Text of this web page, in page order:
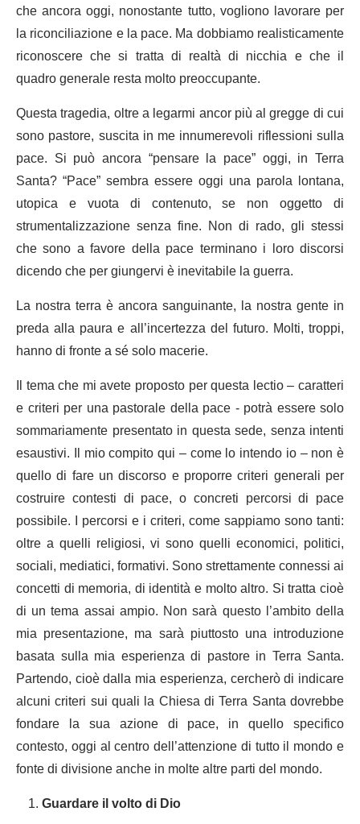
che ancora oggi, nonostante tutto, vogliono lavorare per
la riconciliazione e la pace. Ma dobbiamo realisticamente
riconoscere che si tratta di realtà di nicchia e che il
quadro generale resta molto preoccupante.
Questa tragedia, oltre a legarmi ancor più al gregge di cui
sono pastore, suscita in me innumerevoli riflessioni sulla
pace. Si può ancora “pensare la pace” oggi, in Terra
Santa? “Pace” sembra essere oggi una parola lontana,
utopica e vuota di contenuto, se non oggetto di
strumentalizzazione senza fine. Non di rado, gli stessi
che sono a favore della pace terminano i loro discorsi
dicendo che per giungervi è inevitabile la guerra.
La nostra terra è ancora sanguinante, la nostra gente in
preda alla paura e all’incertezza del futuro. Molti, troppi,
hanno di fronte a sé solo macerie.
Il tema che mi avete proposto per questa lectio – caratteri
e criteri per una pastorale della pace - potrà essere solo
sommariamente presentato in questa sede, senza intenti
esaustivi. Il mio compito qui – come lo intendo io – non è
quello di fare un discorso e proporre criteri generali per
costruire contesti di pace, o concreti percorsi di pace
possibile. I percorsi e i criteri, come sappiamo sono tanti:
oltre a quelli religiosi, vi sono quelli economici, politici,
sociali, mediatici, formativi. Sono strettamente connessi ai
concetti di memoria, di identità e molto altro. Si tratta cioè
di un tema assai ampio. Non sarà questo l’ambito della
mia presentazione, ma sarà piuttosto una introduzione
basata sulla mia esperienza di pastore in Terra Santa.
Partendo, cioè dalla mia esperienza, cercherò di indicare
alcuni criteri sui quali la Chiesa di Terra Santa dovrebbe
fondare la sua azione di pace, in quello specifico
contesto, oggi al centro dell’attenzione di tutto il mondo e
fonte di divisione anche in molte altre parti del mondo.
Guardare il volto di Dio